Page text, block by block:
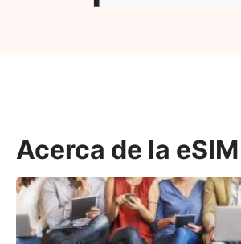
Acerca de la eSIM